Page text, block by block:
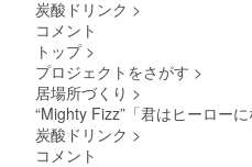
炭酸ドリンク >
コメント
トップ >
プロジェクトをさがす >
居場所づくり >
“Mighty Fizz”「君はヒーロー
炭酸ドリンク >
コメント